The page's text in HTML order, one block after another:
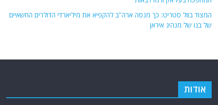
המצוד בוול סטריט: כך מנסה ארה"ב להקפיא את מיליארדי הדולרים החשאיים
של בנו של מנהיג איראן
אודות